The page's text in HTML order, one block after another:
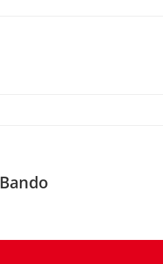
Bando